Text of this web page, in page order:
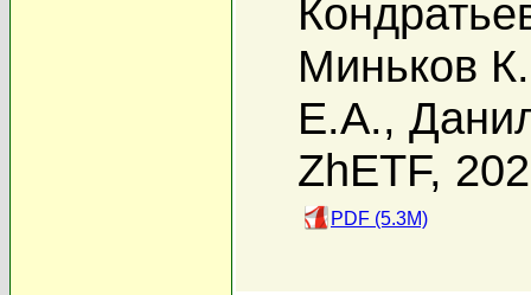
Миньков
Е.А.,
ZhETF,
PDF (5.3M)